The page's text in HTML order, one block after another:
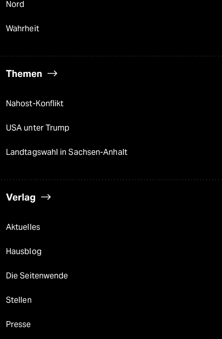
Nord
Wahrheit
Themen
Nahost-Konflikt
USA unter Trump
Landtagswahl in Sachsen-Anhalt
Verlag
Aktuelles
Hausblog
Die Seitenwende
Stellen
Presse